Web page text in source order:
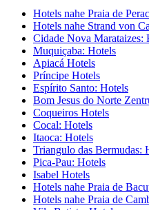
Hotels nahe Praia de
Hotels nahe Strand von
Cidade Nova Marataizes:
Muquiçaba: Hotels
Apiacá Hotels
Príncipe Hotels
Espírito Santo: Hotels
Bom Jesus do Norte
Coqueiros Hotels
Cocal: Hotels
Itaoca: Hotels
Triangulo das Bermudas:
Pica-Pau: Hotels
Isabel Hotels
Hotels nahe Praia de
Hotels nahe Praia de